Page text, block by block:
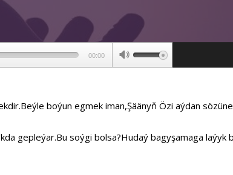
00:00
Используйте
клавиши
увеличить
boýun egmek iman,Şäänyň Özi aýdan
gepleýar.Bu soýgi bolsa?Hudaý bagyşamaga laýyk